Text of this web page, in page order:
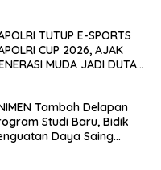
TUTUP E-SPORTS
CUP 2026, AJAK
MUDA JADI DUTA
Tambah Delapan
Studi Baru, Bidik
Daya Saing